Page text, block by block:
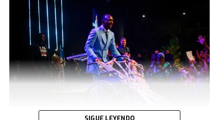
SIGUE LEYENDO